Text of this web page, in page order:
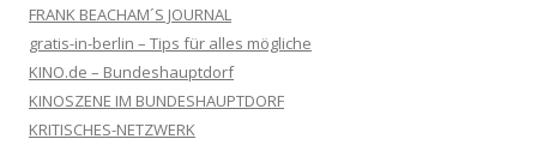
FRANK BEACHAM´S JOURNAL
gratis-in-berlin – Tips für alles mögliche
KINO.de – Bundeshauptdorf
KINOSZENE IM BUNDESHAUPTDORF
KRITISCHES-NETZWERK